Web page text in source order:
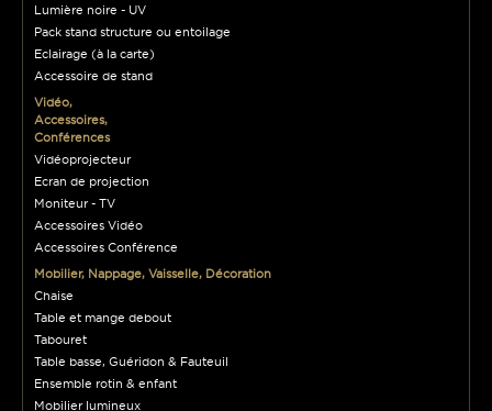
Lumière noire - UV
Pack stand structure ou entoilage
Eclairage (à la carte)
Accessoire de stand
Vidéo,
Accessoires,
Conférences
Vidéoprojecteur
Ecran de projection
Moniteur - TV
Accessoires Vidéo
Accessoires Conférence
Mobilier, Nappage, Vaisselle, Décoration
Chaise
Table et mange debout
Tabouret
Table basse, Guéridon & Fauteuil
Ensemble rotin & enfant
Mobilier lumineux